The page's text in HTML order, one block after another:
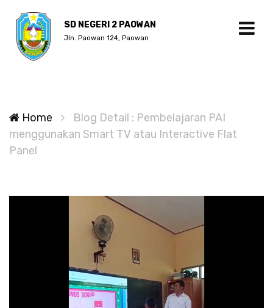
SD NEGERI 2 PAOWAN
Jln. Paowan 124, Paowan
Home
Blog Detail : Pembelajaran PAI
menggunakan Smart TV atau Interactive Flat
Panel